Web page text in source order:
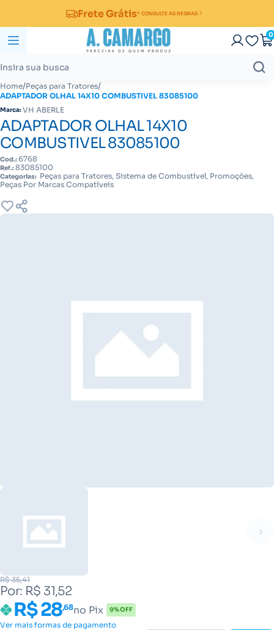
Frete Grátis* CONSULTE AS REGRAS
0
Home/Peças para Tratores/
ADAPTADOR OLHAL 14X10 COMBUSTIVEL 83085100
Marca:VH ABERLE
ADAPTADOR OLHAL 14X10
COMBUSTIVEL 83085100
Cod.: 6768
Ref.:83085100
Categorias: Peças para Tratores, Sistema de Combustível, Promoções,
Peças Por Marcas Compatíveis
R$ 35,41
Por: R$ 31,52
R$ 28,68no Pix 9% OFF
Ver mais formas de pagamento